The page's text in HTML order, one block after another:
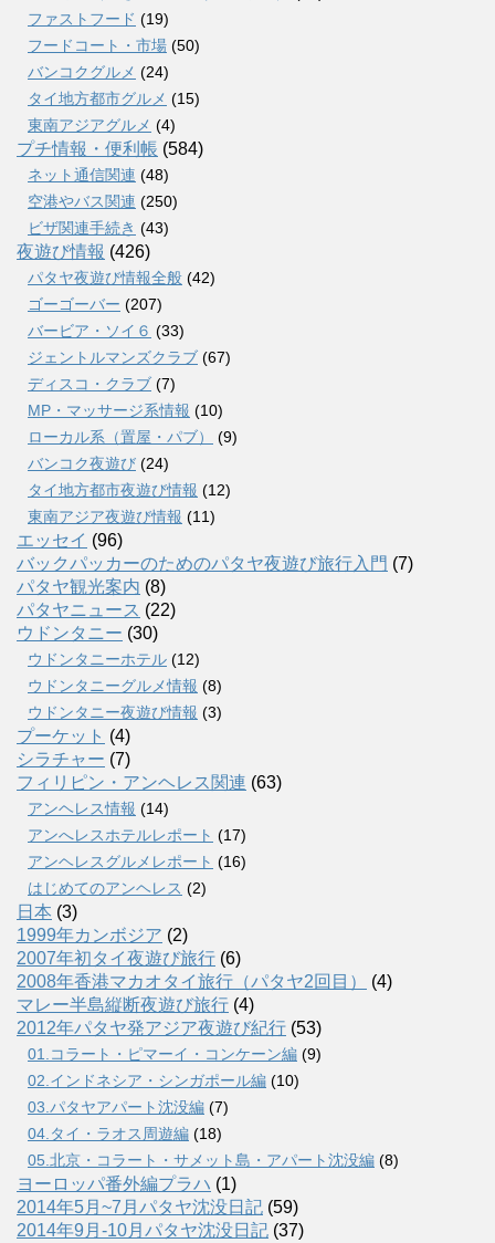
ファストフード (19)
フードコート・市場 (50)
バンコクグルメ (24)
タイ地方都市グルメ (15)
東南アジアグルメ (4)
プチ情報・便利帳 (584)
ネット通信関連 (48)
空港やバス関連 (250)
ビザ関連手続き (43)
夜遊び情報 (426)
パタヤ夜遊び情報全般 (42)
ゴーゴーバー (207)
バービア・ソイ６ (33)
ジェントルマンズクラブ (67)
ディスコ・クラブ (7)
MP・マッサージ系情報 (10)
ローカル系（置屋・パブ）
(9)
バンコク夜遊び (24)
タイ地方都市夜遊び情報 (12)
東南アジア夜遊び情報 (11)
エッセイ (96)
バックパッカーのためのパタヤ夜遊び旅行入門 (7)
パタヤ観光案内 (8)
パタヤニュース (22)
ウドンタニー (30)
ウドンタニーホテル (12)
ウドンタニーグルメ情報 (8)
ウドンタニー夜遊び情報 (3)
プーケット (4)
シラチャー (7)
フィリピン・アンヘレス関連 (63)
アンヘレス情報 (14)
アンへレスホテルレポート (17)
アンヘレスグルメレポート (16)
はじめてのアンヘレス (2)
日本 (3)
1999年カンボジア (2)
2007年初タイ夜遊び旅行 (6)
2008年香港マカオタイ旅行（パタヤ2回目）
(4)
マレー半島縦断夜遊び旅行 (4)
2012年パタヤ発アジア夜遊び紀行 (53)
01.コラート・ピマーイ・コンケーン編 (9)
02.インドネシア・シンガポール編 (10)
03.パタヤアパート沈没編 (7)
04.タイ・ラオス周遊編 (18)
05.北京・コラート・サメット島・アパート沈没編 (8)
ヨーロッパ番外編プラハ (1)
2014年5月~7月パタヤ沈没日記 (59)
2014年9月-10月パタヤ沈没日記 (37)